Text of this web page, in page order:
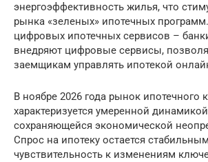
энергоэффективность жилья, что
рынка «зеленых» ипотечных
цифровых ипотечных сервисов –
внедряют цифровые сервисы,
заемщикам управлять ипотекой
В ноябре 2026 года рынок ипотечного
характеризуется умеренной
сохраняющейся экономической
Спрос на ипотеку остается
чувствительность к изменениям